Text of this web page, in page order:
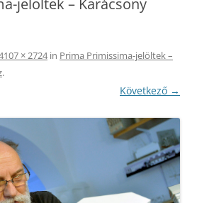
jelöltek – Karácsony
× 2724in Prima Primissima-jelöltek –
.
Következő →